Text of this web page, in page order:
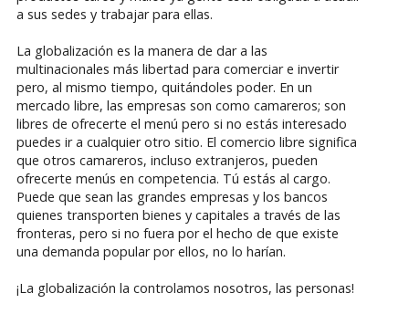
a sus sedes y trabajar para ellas.
La globalización es la manera de dar a las
multinacionales más libertad para comerciar e invertir
pero, al mismo tiempo, quitándoles poder. En un
mercado libre, las empresas son como camareros; son
libres de ofrecerte el menú pero si no estás interesado
puedes ir a cualquier otro sitio. El comercio libre significa
que otros camareros, incluso extranjeros, pueden
ofrecerte menús en competencia. Tú estás al cargo.
Puede que sean las grandes empresas y los bancos
quienes transporten bienes y capitales a través de las
fronteras, pero si no fuera por el hecho de que existe
una demanda popular por ellos, no lo harían.
¡La globalización la controlamos nosotros, las personas!